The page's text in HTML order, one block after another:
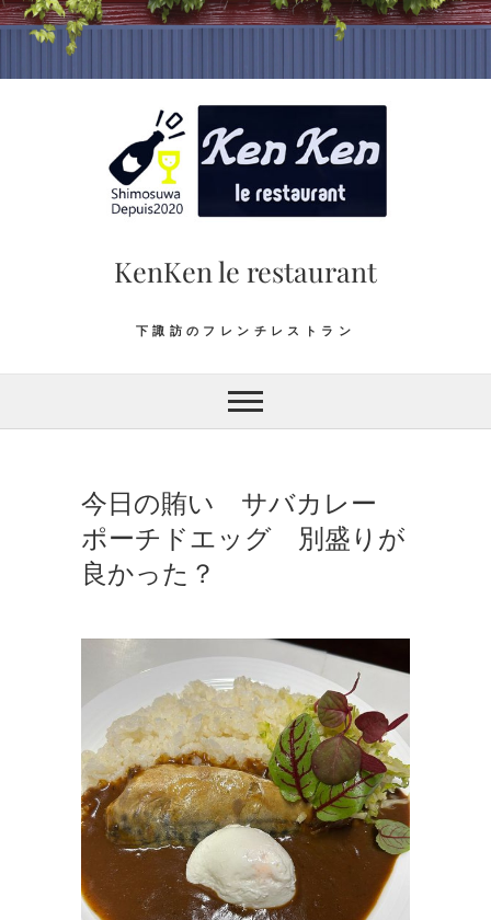
Skip
KenKen le restaurant
下諏訪のフレンチレストラン
今日の賄い サバカレー
ポーチドエッグ 別盛りが
良かった？